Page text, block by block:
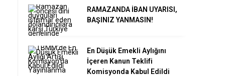
RAMAZANDA İBAN UYARISI,
BAŞINIZ YANMASIN!
En Düşük Emekli Aylığını
İçeren Kanun Teklifi
Komisyonda Kabul Edildi